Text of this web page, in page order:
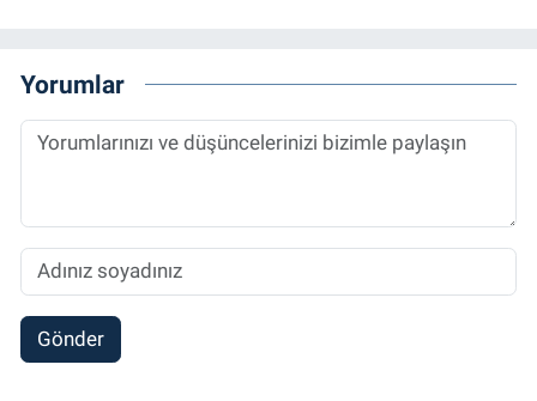
Yorumlar
Gönder